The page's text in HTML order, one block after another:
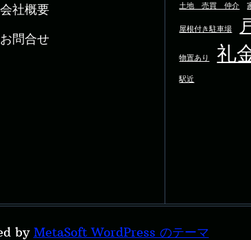
会社概要
お問合せ
土地 売買 仲介
屋根付き駐車場
物置あり 礼
駅近
by MetaSoft WordPress のテーマ